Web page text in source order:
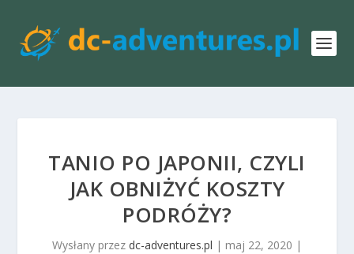
TANIO PO JAPONII, CZYLI
JAK OBNIŻYĆ KOSZTY
PODRÓŻY?
Wysłany przez dc-adventures.pl | maj 22, 2020 |